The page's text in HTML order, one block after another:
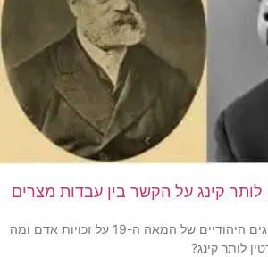
קינג על הקשר בין עבדות מצרים
מה חשב אחד מגדולי ההוגים היהודיים של המאה ה-19 על זכויות אדם ומה
לותר קינג?